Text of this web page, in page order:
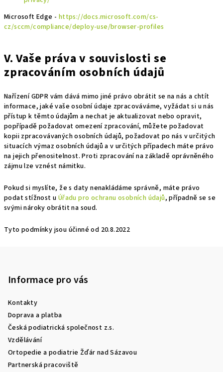
Microsoft Edge - https://docs.microsoft.com/cs-
cz/sccm/compliance/deploy-use/browser-profiles
V. Vaše práva v souvislosti se
zpracováním osobních údajů
Nařízení GDPR vám dává mimo jiné právo obrátit se na nás a chtít
informace, jaké vaše osobní údaje zpracováváme, vyžádat si u nás
přístup k těmto údajům a nechat je aktualizovat nebo opravit,
popřípadě požadovat omezení zpracování, můžete požadovat
kopii zpracovávaných osobních údajů, požadovat po nás v určitých
situacích výmaz osobních údajů a v určitých případech máte právo
na jejich přenositelnost. Proti zpracování na základě oprávněného
zájmu lze vznést námitku.
Pokud si myslíte, že s daty nenakládáme správně, máte právo
podat stížnost u Úřadu pro ochranu osobních údajů, případně se se
svými nároky obrátit na soud.
Tyto podmínky jsou účinné od 20.8.2022
Informace pro vás
Kontakty
Doprava a platba
Česká podiatrická společnost z.s.
Vzdělávání
Ortopedie a podiatrie Žďár nad Sázavou
Partnerská pracoviště